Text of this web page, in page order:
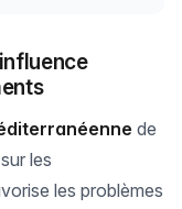
de
les
les problèmes